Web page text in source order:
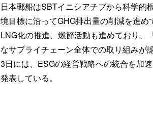
日本郵船はSBTイニシアチブから科学的
境目標に沿ってGHG排出量の削減を進
LNG化の推進、燃節活動も進めており、
なサプライチェーン全体での取り組みが
3日には、ESGの経営戦略への統合を加
発表している。